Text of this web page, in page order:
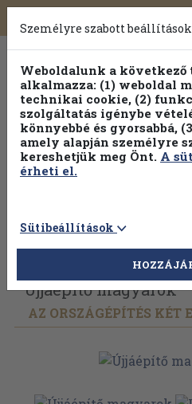
Toggle
navigation
Vissza az előző oldalra
Újjáépítő magyarok
AZ ORSZÁGÉPÍTÉS KÉT
Személyre szabott beállítások
Weboldalunk a
alkalmazza: (1) weboldal
technikai cookie, (2)
szolgáltatás igénybe
könnyebbé és gyorsabbá,
amely alapján személyre
kereshetjük meg Önt. A
érheti el.
Sütibeállítások